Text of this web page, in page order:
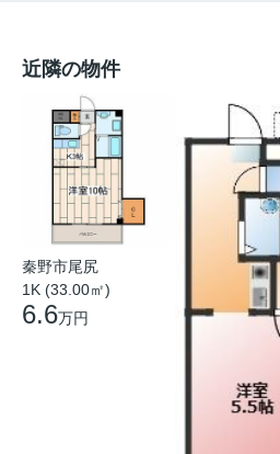
近隣の物件
秦野市尾尻
1K (33.00㎡)
6.6万円